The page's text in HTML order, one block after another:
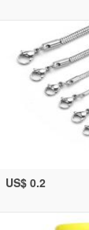
US$ 0.2